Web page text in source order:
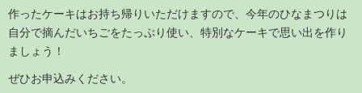
作ったケーキはお持ち帰りいただけますので、今年のひなまつりは
自分で摘んだいちごをたっぷり使い、特別なケーキで思い出を作り
ましょう！
ぜひお申込みください。